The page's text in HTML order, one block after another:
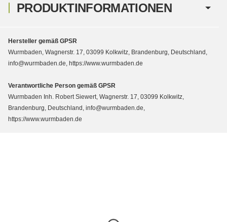
PRODUKTINFORMATIONEN
Hersteller gemäß GPSR
Wurmbaden, Wagnerstr. 17, 03099 Kolkwitz, Brandenburg, Deutschland,
info@wurmbaden.de, https://www.wurmbaden.de
Verantwortliche Person gemäß GPSR
Wurmbaden Inh. Robert Siewert, Wagnerstr. 17, 03099 Kolkwitz,
Brandenburg, Deutschland, info@wurmbaden.de,
https://www.wurmbaden.de